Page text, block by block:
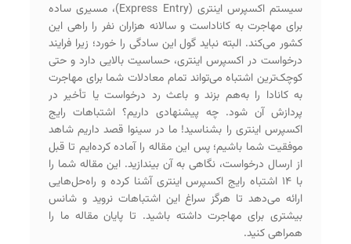
سیستم اکسپرس اینتری (Express Entry)، مسیری ساده
برای مهاجرت به کاناداست و سالانه هزاران نفر را راهی این
کشور می‌کند. البته نباید گول این سادگی را خورد؛ زیرا فرایند
درخواست در اکسپرس اینتری، حساسیت بالایی دارد و حتی
کوچک‌ترین اشتباه می‌تواند تمام معادلات شما برای مهاجرت
به کانادا را به‌هم بزند و باعث رد درخواست یا تأخیر در
پردازش آن شود. چه پیشنهادی داریم؟ اشتباهات رایج
اکسپرس اینتری را بشناسید! ما در سینوا قصد داریم شاهد
موفقیت شما باشیم؛ پس این مقاله را آماده کرده‌ایم تا قبل
از ارسال درخواست، نگاهی به آن بیندازید. این مقاله شما را
با ۱۴ اشتباه رایج اکسپرس اینتری آشنا کرده و راه‌حل‌هایی
ارائه می‌دهد تا هرگز سراغ این اشتباهات نروید و شانس
بیشتری برای مهاجرت داشته باشید. تا پایان مقاله ما را
همراهی کنید.